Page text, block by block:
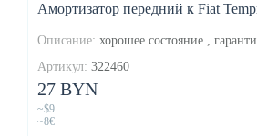
Амортизатор передний к Fiat
Описание: хорошее состояние ,
Артикул: 322460
27 BYN
~$9
~8€